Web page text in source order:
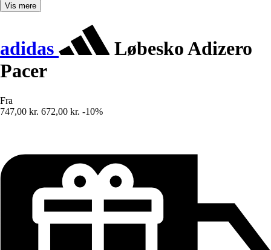
Vis mere
adidas
Løbesko Adizero
Pacer
Fra
747,00 kr. 672,00 kr. -10%